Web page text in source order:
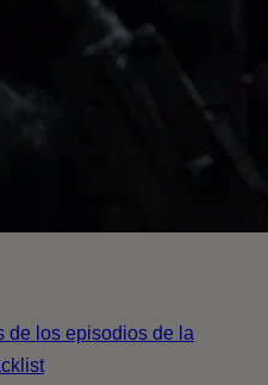
de los episodios de la